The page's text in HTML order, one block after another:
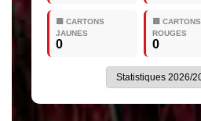
🟨 CARTONS
JAUNES
0
🟥 CARTONS
ROUGES
0